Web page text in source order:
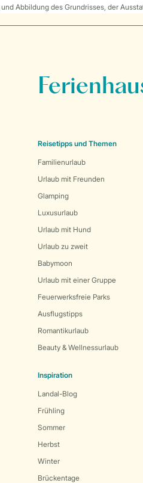
Abbildung des Grundrisses, der
Reisetipps und Themen
Familienurlaub
Urlaub mit Freunden
Glamping
Luxusurlaub
Urlaub mit Hund
Urlaub zu zweit
Babymoon
Urlaub mit einer Gruppe
Feuerwerksfreie Parks
Ausflugstipps
Romantikurlaub
Beauty & Wellnessurlaub
Inspiration
Landal-Blog
Frühling
Sommer
Herbst
Winter
Brückentage